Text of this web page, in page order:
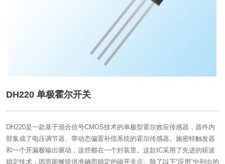
DH220 单极霍尔开关
DH220是一款基于混合信号CMOS技术的单极型霍尔效应传感器，器件内
部集成了电压调节器、带动态偏置补偿系统的霍尔传感器、施密特触发器
和一个开漏极输出驱动，这些都在一个封装里。这款IC采用了先进的斩波
稳定技术，因而能够提供准确而稳定的磁开关点。除了以下“应用”中列出的